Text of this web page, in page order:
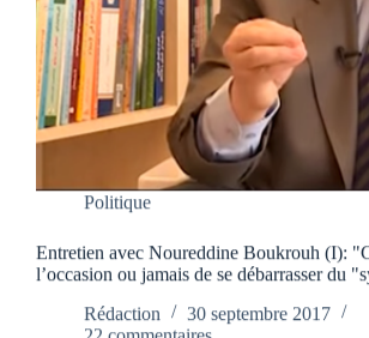
Politique
Entretien avec Noureddine Boukrouh (I):
l’occasion ou jamais de se débarrasser du
Rédaction
30 septembre 2017